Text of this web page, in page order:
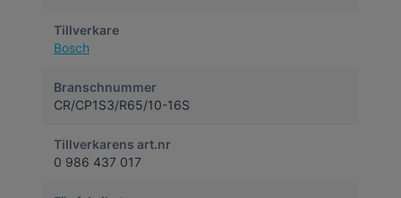
Tillverkare
Bosch
Branschnummer
CR/CP1S3/R65/10-16S
Tillverkarens art.nr
0 986 437 017